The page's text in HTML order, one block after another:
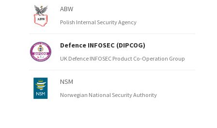
ABW
Polish Internal Security Agency
Defence INFOSEC (DIPCOG)
UK Defence INFOSEC Product Co-Operation Group
NSM
Norwegian National Security Authority